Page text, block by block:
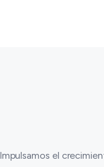
Impulsamos el